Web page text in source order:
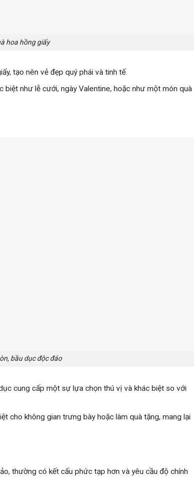
hoa hồng giấy
tạo nên vẻ đẹp quý phái và tinh tế.
biệt như lễ cưới, ngày Valentine, hoặc như một món quà
bầu dục độc đáo
cung cấp một sự lựa chọn thú vị và khác biệt so với
cho không gian trưng bày hoặc làm quà tặng, mang lại
thường có kết cấu phức tạp hơn và yêu cầu độ chính